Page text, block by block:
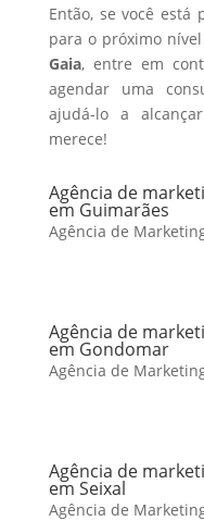
Então, se você está
para o próximo
Gaia, entre em
agendar uma
ajudá-lo a
merece!
Agência de
em Guimarães
Agência de
Agência de
em Gondomar
Agência de
Agência de
em Seixal
Agência de